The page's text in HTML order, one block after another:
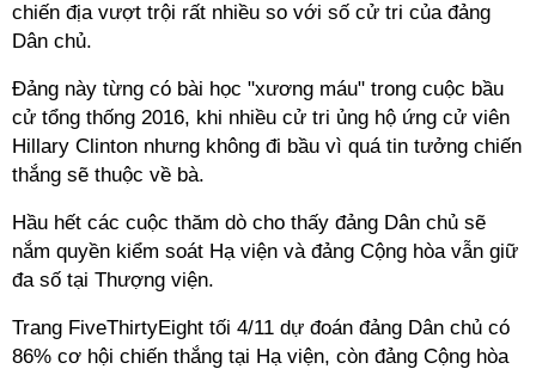
chiến địa vượt trội rất nhiều so với số cử tri của đảng
Dân chủ.
Đảng này từng có bài học "xương máu" trong cuộc bầu
cử tổng thống 2016, khi nhiều cử tri ủng hộ ứng cử viên
Hillary Clinton nhưng không đi bầu vì quá tin tưởng chiến
thắng sẽ thuộc về bà.
Hầu hết các cuộc thăm dò cho thấy đảng Dân chủ sẽ
nắm quyền kiểm soát Hạ viện và đảng Cộng hòa vẫn giữ
đa số tại Thượng viện.
Trang FiveThirtyEight tối 4/11 dự đoán đảng Dân chủ có
86% cơ hội chiến thắng tại Hạ viện, còn đảng Cộng hòa